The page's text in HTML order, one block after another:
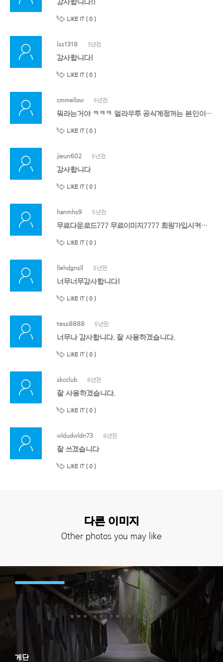
감사합니다!!
LIKE IT ( 0 )
lss1318 3년전
감사합니다!
LIKE IT ( 0 )
cmmellow 5년전
뭐라는거야 ㅋㅋㅋ 얼라우투 공식계정꺼는 본인이 사진 업로드하면 포인트주고 그거로 결제 가능해요 그리고 이 공식계정말고 다른분꺼 무료이미지 많아요..
LIKE IT ( 0 )
jieun602 5년전
감사합니다
LIKE IT ( 0 )
hanmhs9 5년전
무료다운로드??? 무료이미지???? 회원가입시켜놓고 포인트충전 유도??????
LIKE IT ( 0 )
llehdgnsll 5년전
너무너무감사합니다!
LIKE IT ( 0 )
tess8888 5년전
너무나 감사합니다. 잘 사용하겠습니다.
LIKE IT ( 0 )
skcclub 6년전
잘 사용하겠습니다.
LIKE IT ( 0 )
wldudwldn73 6년전
잘 쓰겠습니다
LIKE IT ( 0 )
다른 이미지
Other photos you may like
계단